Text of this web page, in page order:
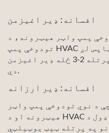
پمپ واټر هیټرونه، د
تودوخې پمپ HVAC سیسټمونه او د انډکشن ککټاپس لږ
انرژي کاروي او د ګاز په پرتله 2-3 ځله ډیر اغیزمن
دي.
افسانه: ډیر ارزانه
د نوي تودوخې پمپ واټر
هیټرونه او د HVAC سیسټمونه لري په ټولیز ډول د
په پرتله ټیټ یوټیلټي